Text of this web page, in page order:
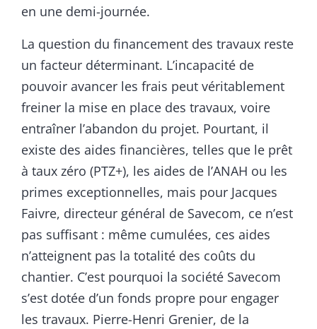
en une demi-journée.
La question du financement des travaux reste
un facteur déterminant. L’incapacité de
pouvoir avancer les frais peut véritablement
freiner la mise en place des travaux, voire
entraîner l’abandon du projet. Pourtant, il
existe des aides financières, telles que le prêt
à taux zéro (PTZ+), les aides de l’ANAH ou les
primes exceptionnelles, mais pour Jacques
Faivre, directeur général de Savecom, ce n’est
pas suffisant : même cumulées, ces aides
n’atteignent pas la totalité des coûts du
chantier. C’est pourquoi la société Savecom
s’est dotée d’un fonds propre pour engager
les travaux. Pierre-Henri Grenier, de la